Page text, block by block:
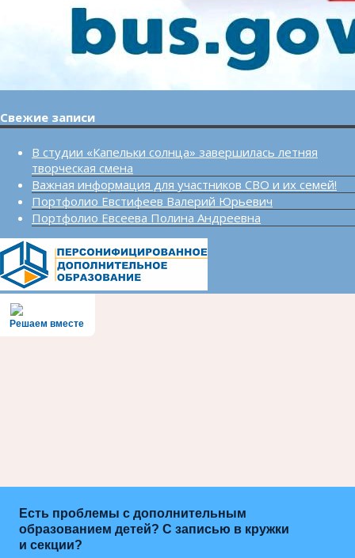
Свежие записи
В студии «Капельки солнца» завершилась летняя
творческая смена
Важная информация для участников СВО и их семей!
Портфолио Евстифеев Валерий Юрьевич
Портфолио Евсеева Полина Андреевна
Решаем вместе
Есть проблемы с дополнительным
образованием детей? С записью в кружки
и секции?